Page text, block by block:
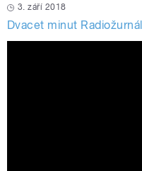
3. září 2018
Dvacet minut